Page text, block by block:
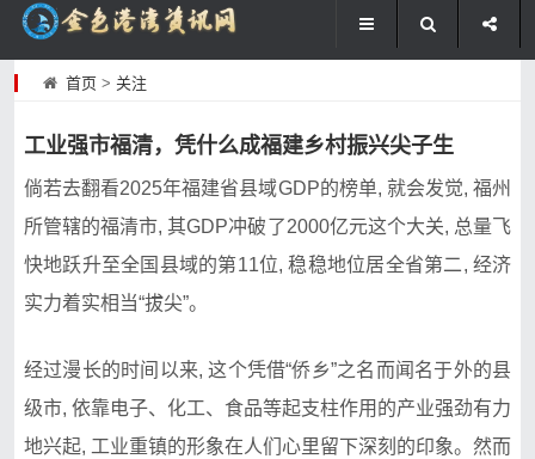
首页 >关注
工业强市福清，凭什么成福建乡村振兴尖子生
倘若去翻看2025年福建省县域GDP的榜单, 就会发觉, 福州
所管辖的福清市, 其GDP冲破了2000亿元这个大关, 总量飞
快地跃升至全国县域的第11位, 稳稳地位居全省第二, 经济
实力着实相当“拔尖”。
经过漫长的时间以来, 这个凭借“侨乡”之名而闻名于外的县
级市, 依靠电子、化工、食品等起支柱作用的产业强劲有力
地兴起, 工业重镇的形象在人们心里留下深刻的印象。然而